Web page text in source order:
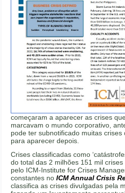
começaram a aparecer as crises
marcavam o mundo corporativo,
pode ter subnotificado muitas crises
para aparecer depois.
Crises classificadas como
do total das 2 milhões 151 mil
pelo ICM-Institute for Crises
constantes noICM Annual Crisis
classifica as crises divulgadas pela